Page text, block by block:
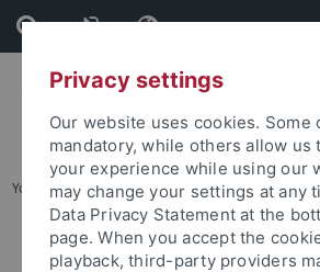
Skip
to
content
Skip
to
footer
You are here: Startseite ... Wege nach
Studierenden-ABC
Privacy settings
Our website uses cookies. Some
mandatory, while others allow us
your experience while using our
may change your settings at any
Data Privacy Statement at the
page. When you accept the
playback, third-party providers